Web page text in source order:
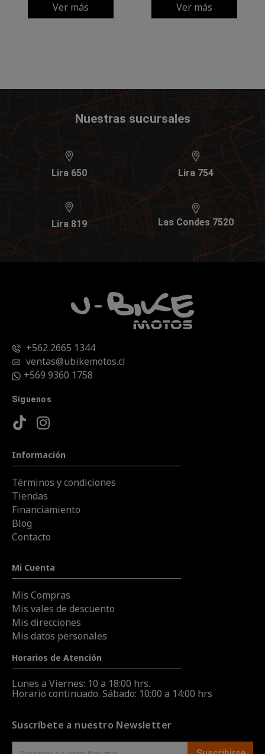
Ver más Ver más
Nuestras sucursales
Lira 650 Lira 754
Lira 819 Las Condes 7520
+562 2665 1344
ventas@ubikemotos.cl
+569 9360 1758
Síguenos
Información
Términos y condiciones
Tiendas
Financiamiento
Blog
Contacto
Mi Cuenta
Mis Compras
Mis vales de descuento
Mis direcciones
Mis datos personales
Horarios de Atención
Lunes a Viernes: 10 a 18:00 hrs.
Horario continuado. Sábado: 10:00 a 14:00 hrs
Suscríbete a nuestro Newsletter